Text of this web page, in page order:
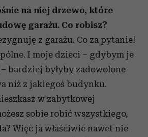
na niej drzewo, które
garażu. Co robisz?
z garażu. Co za pytanie!
I moje dzieci – gdybym je
– bardziej byłyby zadowolone
niż z jakiegoś budynku.
w zabytkowej
sobie robić wszystkiego,
Więc ja właściwie nawet nie